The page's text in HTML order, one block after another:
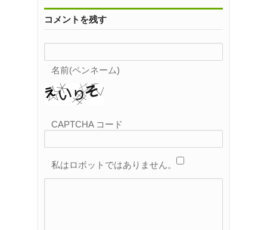
コメントを残す
名前(ペンネーム)
CAPTCHA コード
私はロボットではありません。